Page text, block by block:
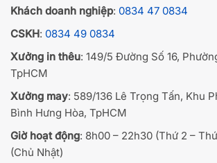
Khách doanh nghiệp: 0834 47 0834
CSKH: 0834 49 0834
Xưởng in thêu: 149/5 Đường Số 16,
TpHCM
Xưởng may: 589/136 Lê Trọng Tấn, Khu
Bình Hưng Hòa, TpHCM
Giờ hoạt động: 8h00 – 22h30 (Thứ 2 –
(Chủ Nhật)